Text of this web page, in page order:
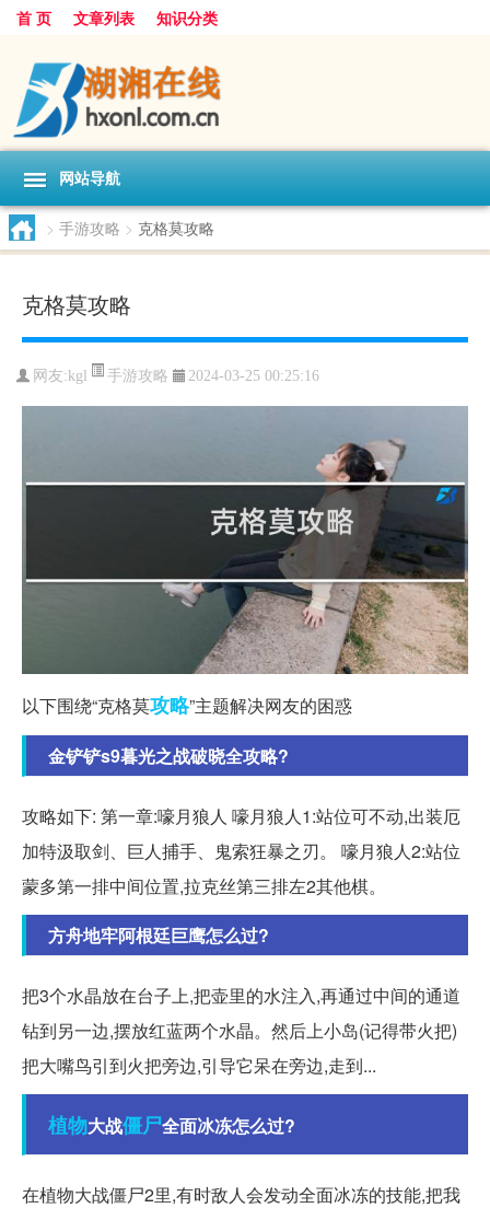
首 页 文章列表 知识分类
网站导航
> 手游攻略 > 克格莫攻略
克格莫攻略
网友: kgl 手游攻略 2024-03-25 00:25:16
以下围绕“克格莫攻略”主题解决网友的困惑
金铲铲s9暮光之战破晓全攻略?
攻略如下: 第一章:嚎月狼人 嚎月狼人1:站位可不动,出装厄
加特汲取剑、巨人捕手、鬼索狂暴之刃。 嚎月狼人2:站位
蒙多第一排中间位置,拉克丝第三排左2其他棋。
方舟地牢阿根廷巨鹰怎么过?
把3个水晶放在台子上,把壶里的水注入,再通过中间的通道
钻到另一边,摆放红蓝两个水晶。然后上小岛(记得带火把)
把大嘴鸟引到火把旁边,引导它呆在旁边,走到...
植物大战僵尸全面冰冻怎么过?
在植物大战僵尸2里,有时敌人会发动全面冰冻的技能,把我